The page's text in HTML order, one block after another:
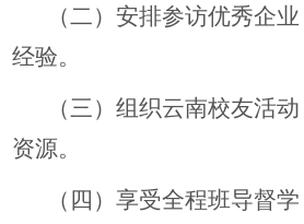
（二）安排参访优秀企
经验。
（三）组织云南校友活
资源。
（四）享受全程班导督